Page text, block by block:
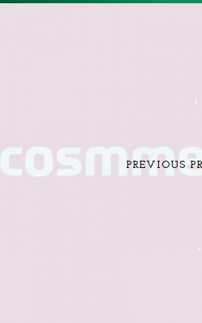
PREVIOUS